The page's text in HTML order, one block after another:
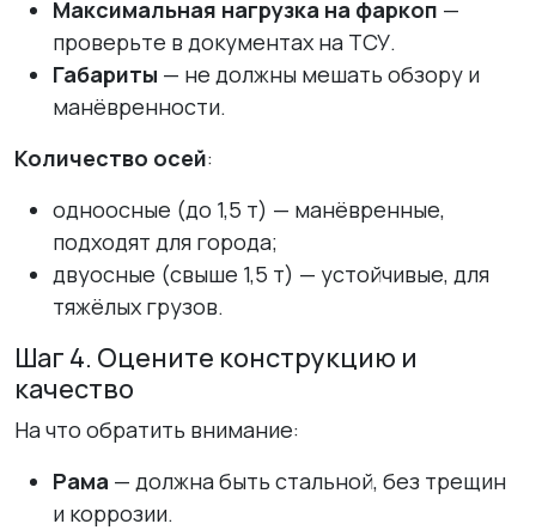
Максимальная нагрузка на фаркоп —
проверьте в документах на ТСУ.
Габариты — не должны мешать обзору и
манёвренности.
Количество осей:
одноосные (до 1,5 т) — манёвренные,
подходят для города;
двуосные (свыше 1,5 т) — устойчивые, для
тяжёлых грузов.
Шаг 4. Оцените конструкцию и
качество
На что обратить внимание:
Рама — должна быть стальной, без трещин
и коррозии.